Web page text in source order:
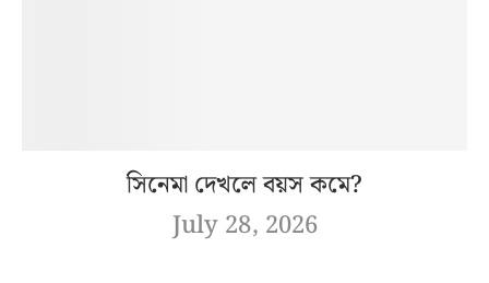
সিনেমা দেখলে বয়স কমে?
July 28, 2026